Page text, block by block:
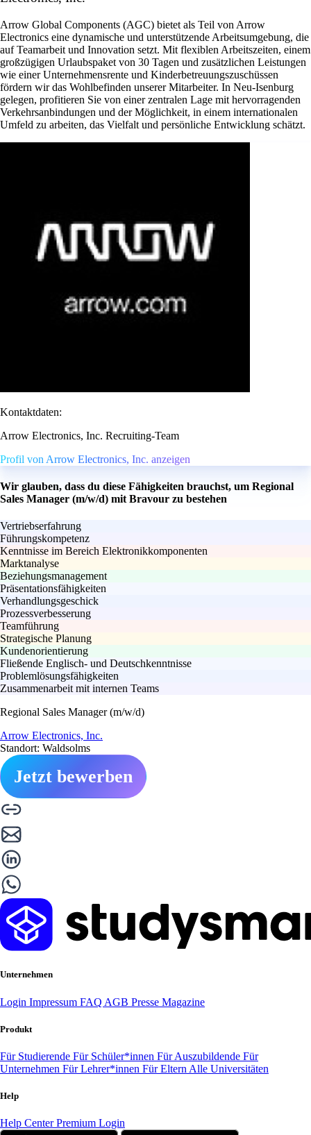
Arrow Global Components (AGC) bietet als Teil von Arrow
Electronics eine dynamische und unterstützende Arbeitsumgebung, die
auf Teamarbeit und Innovation setzt. Mit flexiblen Arbeitszeiten, einem
großzügigen Urlaubspaket von 30 Tagen und zusätzlichen Leistungen
wie einer Unternehmensrente und Kinderbetreuungszuschüssen
fördern wir das Wohlbefinden unserer Mitarbeiter. In Neu-Isenburg
gelegen, profitieren Sie von einer zentralen Lage mit hervorragenden
Verkehrsanbindungen und der Möglichkeit, in einem internationalen
Umfeld zu arbeiten, das Vielfalt und persönliche Entwicklung schätzt.
Kontaktdaten:
Arrow Electronics, Inc. Recruiting-Team
Profil von Arrow Electronics, Inc. anzeigen
Wir glauben, dass du diese Fähigkeiten brauchst, um Regional
Sales Manager (m/w/d) mit Bravour zu bestehen
Vertriebserfahrung
Führungskompetenz
Kenntnisse im Bereich Elektronikkomponenten
Marktanalyse
Beziehungsmanagement
Präsentationsfähigkeiten
Verhandlungsgeschick
Prozessverbesserung
Teamführung
Strategische Planung
Kundenorientierung
Fließende Englisch- und Deutschkenntnisse
Problemlösungsfähigkeiten
Zusammenarbeit mit internen Teams
Regional Sales Manager (m/w/d)
Arrow Electronics, Inc.
Standort: Waldsolms
Jetzt bewerben
Unternehmen
Login Impressum FAQ AGB Presse Magazine
Produkt
Für Studierende Für Schüler*innen Für Auszubildende Für
Unternehmen Für Lehrer*innen Für Eltern Alle Universitäten
Help
Help CenterPremium Login